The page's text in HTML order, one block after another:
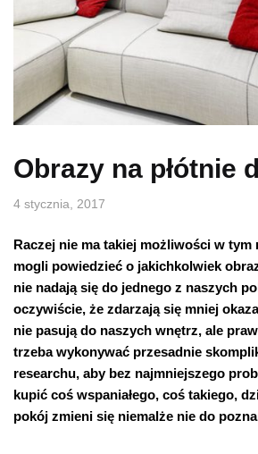
Obrazy na płótnie
4 stycznia, 2017
Raczej nie ma takiej możliwości w tym
mogli powiedzieć o jakichkolwiek
nie nadają się do jednego z naszych
oczywiście, że zdarzają się mniej
nie pasują do naszych wnętrz, ale
trzeba wykonywać przesadnie
researchu, aby bez najmniejszego
kupić coś wspaniałego, coś takiego,
pokój zmieni się niemalże nie do